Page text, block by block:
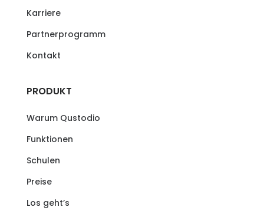
Karriere
Partnerprogramm
Kontakt
PRODUKT
Warum Qustodio
Funktionen
Schulen
Preise
Los geht’s